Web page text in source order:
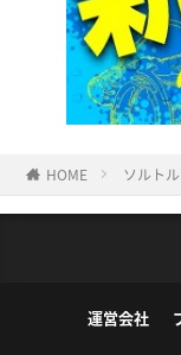
HOME ソルト
運営会社